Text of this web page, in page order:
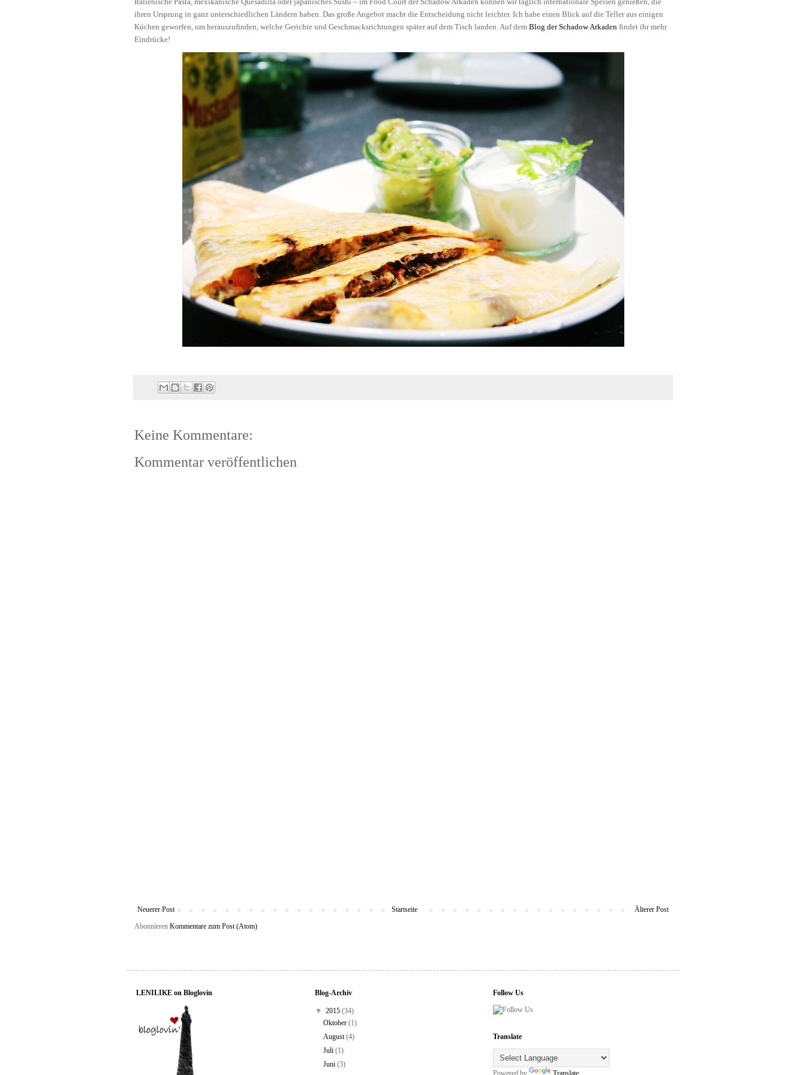
ihren Ursprung in ganz unterschiedlichen Ländern haben. Das große Angebot macht die Entscheidung nicht leichter. Ich habe einen Blick auf die Teller aus einigen
Küchen geworfen, um herauszufinden, welche Gerichte und Geschmacksrichtungen später auf dem Tisch landen. Auf dem Blog der Schadow Arkaden findet ihr mehr
Eindrücke!
Keine Kommentare:
Kommentar veröffentlichen
Neuerer Post Älterer Post
Startseite
Abonnieren Kommentare zum Post (Atom)
LENILIKE on Bloglovin Blog-Archiv
▼ 2015 (34)
Oktober(1)
August(4)
Juli(1)
Juni(3)
Follow Us
Translate
Powered by Translate